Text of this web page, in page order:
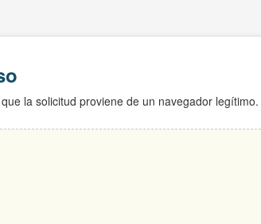
la solicitud proviene de un navegador legítimo.